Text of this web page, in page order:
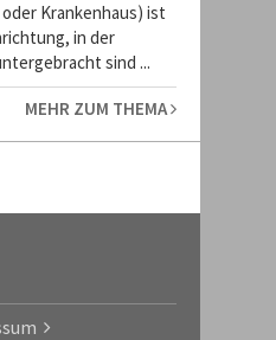
Krankenhaus) ist
in der
sind ...
MEHR ZUM THEMA